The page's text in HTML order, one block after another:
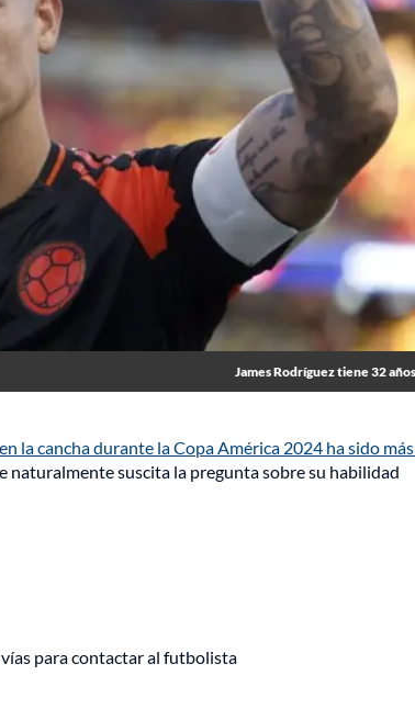
James Rodríguez tiene 32
la cancha durante la Copa América 2024 ha sido
naturalmente suscita la pregunta sobre su habilidad
vías para contactar al futbolista